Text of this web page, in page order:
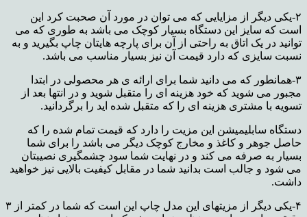
۲-یکی دیگر از مزایایی که می توان در مورد آن صحبت کرد این
است که سایز این دستگاه بسیار کوچک می باشد به طوری که می
توانید در یک اتاق به راحتی از آن برای پارچه هایتان چاپ بگیرید و به
نسبت سایزی که دارد قیمت آن نیز بسیار مناسب می باشد.
۳-همانطور که می دانید شما برای ارائه ی هر محصولی در ابتدا
مجبور می شوید که خود هزینه ای را متقبل شوید و در انتها بعد از
تسویه با مشتری هزینه ای را که متقبل شده اید را برگردانید.
دستگاه سابلیمیشن این مزیت را دارد که قیمت تمام شده را که
حاصل جوهر و کاغذ و مخارج کوچک دیگر می باشد را برای شما
بسیار به صرفه می کند و در نهایت شما سود چشمگیری نصیبتان
می شود و جالب است بدانید شما در مقابل کیفیت بالایی نیز خواهید
داشت.
۴-یکی دیگر از مزیتهای این مدل چاپ این است که شما در کمتر از ۳